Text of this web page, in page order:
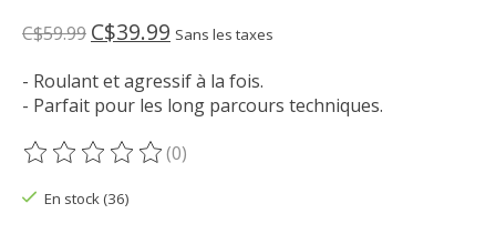
C$59.99 C$39.99 Sans les taxes
- Roulant et agressif à la fois.
- Parfait pour les long parcours techniques.
Ce produit est évalué à
(0)
En stock (36)